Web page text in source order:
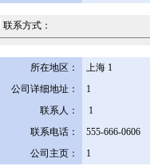
联系方式：
所在地区： 上海 1
公司详细地址：
1
联系人：
1
联系电话：
555-666-0606
公司主页：
1